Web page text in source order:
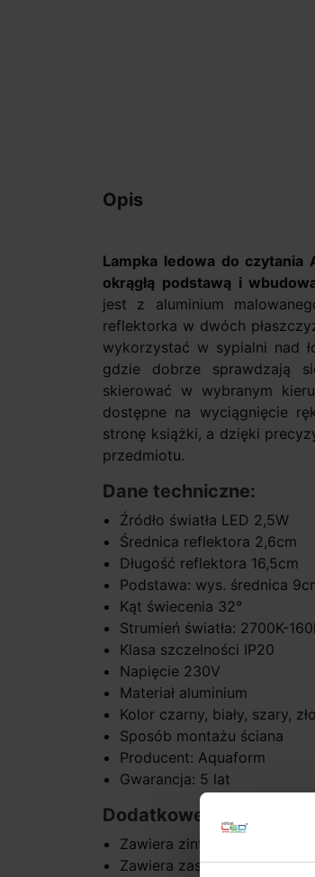
Opis
Lampka ledowa do czytania
okrągłą podstawą i
jest z aluminium
reflektorka w dwóch
wykorzystać w sypialni nad
gdzie dobrze sprawdzają
skierować w wybranym
dostępne na wyciągnięcie
stronę książki, a dzięki
przedmiotu.
Dane techniczne:
Źródło światła LED 2,5W
Średnica reflektora 2,6cm
Długość reflektora 16,5cm
Podstawa: wys. średnica
Kąt świecenia 32°
Strumień światła: 2700K-
Klasa szczelności IP20
Napięcie 230V
Materiał aluminium
Kolor czarny, biały, szary,
Sposób montażu ściana
Producent: Aquaform
Gwarancja: 5 lat
Dodatkowe informacje:
Zawiera zintegrowane źródło
Zawiera zasilacz